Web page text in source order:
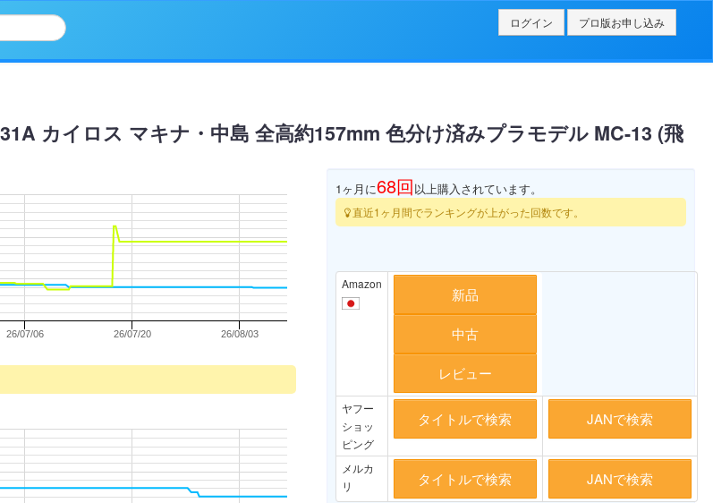
ログイン プロ版お申し込み
カイロス マキナ・中島 全高約157mm 色分け済みプラモデル MC-13 (飛
26/07/06 26/07/20 26/08/03
1ヶ月に68回以上購入されています。
直近1ヶ月間でランキングが上がった回数です。
Amazon
新品
中古
レビュー
ヤフー
ショッ
ピング
タイトルで検索 JANで検索
メルカ
リ
タイトルで検索 JANで検索